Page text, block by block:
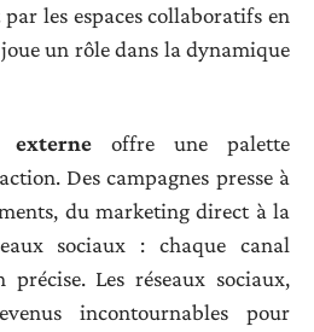
les espaces collaboratifs en
un rôle dans la dynamique
externe offre une palette
Des campagnes presse à
du marketing direct à la
sociaux : chaque canal
Les réseaux sociaux,
incontournables pour